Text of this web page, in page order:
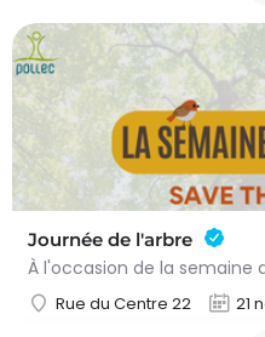
Journée de l'arbre
Rue du Centre 22 21